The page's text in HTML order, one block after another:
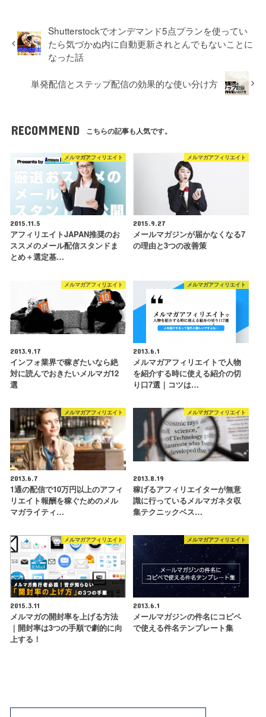
Shutterstockでオンデマンド5点プランを使ってい
たら気づかぬ内に自動更新されとんでもないことに
なった話
単発配信とステップ配信の効果的な使い分け方
RECOMMEND こちらの記事も人気です。
メルマガアフィリエイト
2015.11.5
アフィリエイトJAPAN推奨のお
ススメのメール配信スタンドま
とめ＋選定基…
メルマガアフィリエイト
2015.9.27
メールマガジンが届かなくなる7
の理由と3つの改善策
メルマガアフィリエイト
2013.9.17
インフォ業界で稼ぎたいなら絶
対に読んでおきたいメルマガ12
選
メルマガアフィリエイト
2013.6.1
メルマガアフィリエイトで人物
を紹介する時に使える紹介の切
り口7選｜コツは…
メルマガアフィリエイト
2013.6.7
1通の配信で10万円以上のアフィ
リエイト報酬を稼ぐためのメル
マガライティ…
メルマガアフィリエイト
2013.8.19
稼げるアフィリエイターが無意
識に行っているメルマガネタ収
集テクニックベス…
メルマガアフィリエイト
2015.3.11
メルマガの開封率を上げる方法
｜開封率は3つの手順で劇的に向
上する！
メルマガアフィリエイト
2013.6.1
メールマガジンの件名にコピペ
で使える件名テンプレート集